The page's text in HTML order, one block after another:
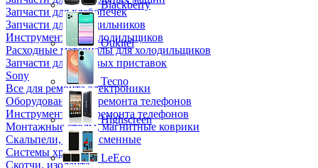
Запчасти для хлебопечек
Запчасти для холодильников
Инструмент для холодильщиков
Расходные материалы для холодильщиков
Запчасти для игровых приставок
Sony
Все для ремонта электроники
Оборудование для ремонта телефонов
Инструменты для ремонта телефонов
Монтажные столы, магнитные коврики
Скальпели, лезвия сменные
Системы хранения
Скотчи, изолента
Blackberry
Oukitel
Tecno
Highscreen
LeEco